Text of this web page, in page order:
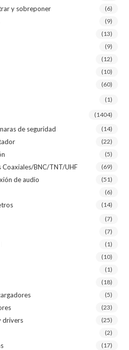
y sobreponer (6)
(9)
(13)
(9)
(12)
(10)
(60)
(1)
(1404)
de seguridad (14)
(22)
(5)
BNC/TNT/UHF (69)
de audio (51)
(6)
(14)
(7)
(7)
(1)
(10)
(1)
(18)
(5)
(23)
drivers (25)
(2)
(17)